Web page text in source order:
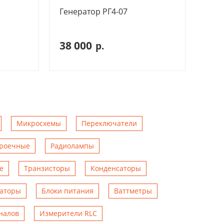
Генератор РГ4-07
38 000 р.
Микросхемы Переключатели
Радиолампы
Транзисторы Конденсаторы
Блоки питания Ваттметры
Измерители RLC